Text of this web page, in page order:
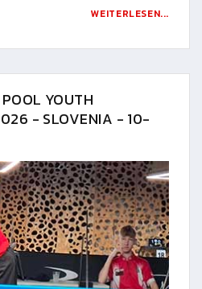
WEITERLESEN...
YOUTH
- SLOVENIA - 10-